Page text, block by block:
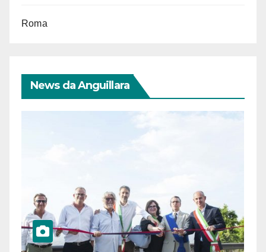
Roma
News da Anguillara